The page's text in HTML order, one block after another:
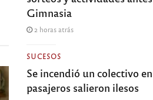
Gimnasia
2 horas atrás
SUCESOS
Se incendió un colectivo
pasajeros salieron ilesos